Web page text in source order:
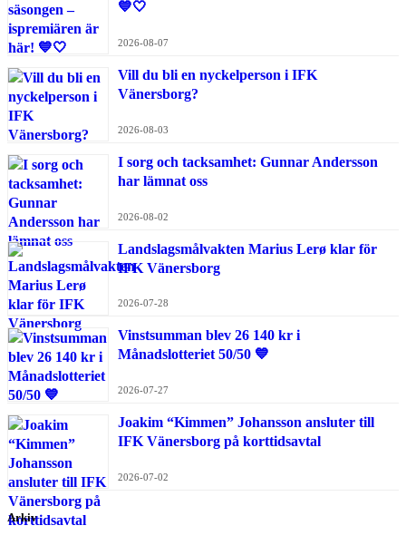
💙🤍
2026-08-07
Vill du bli en nyckelperson i IFK
Vänersborg?
2026-08-03
I sorg och tacksamhet: Gunnar Andersson
har lämnat oss
2026-08-02
Landslagsmålvakten Marius Lerø klar för
IFK Vänersborg
2026-07-28
Vinstsumman blev 26 140 kr i
Månadslotteriet 50/50 💙
2026-07-27
Joakim “Kimmen” Johansson ansluter till
IFK Vänersborg på korttidsavtal
2026-07-02
Arkiv